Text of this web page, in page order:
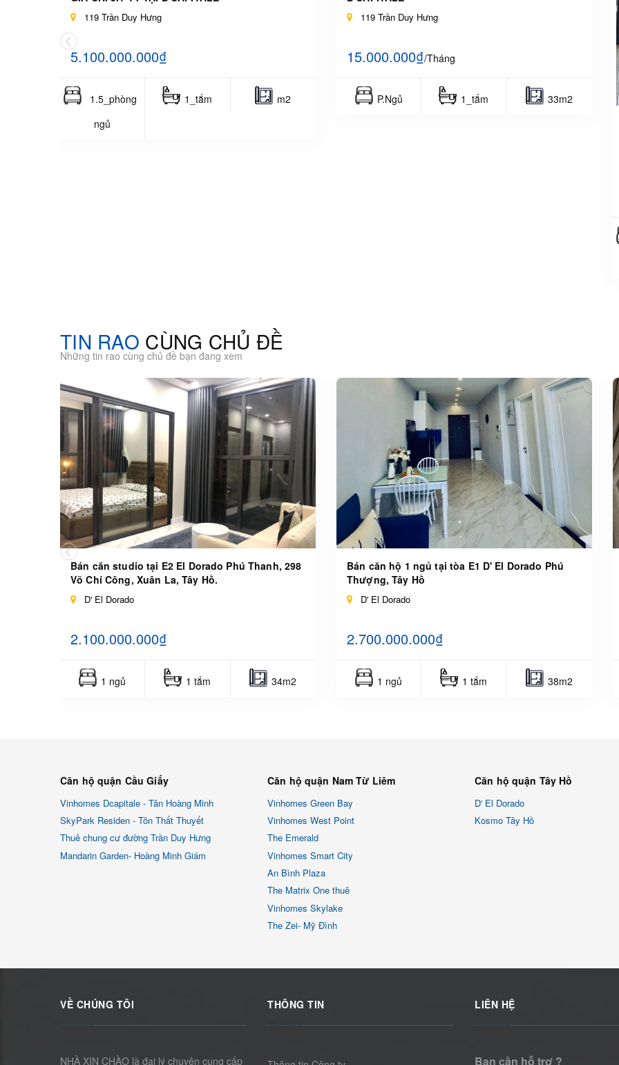
119 Trần Duy Hưng
5.100.000.000₫
1.5_phòng
ngủ
1_tắm m2
119 Trần Duy Hưng
15.000.000₫/Tháng
P.Ngủ 1_tắm
33m2
TIN RAO CÙNG CHỦ ĐỀ
Những tin rao cùng chủ đề bạn đang xem
Bán căn studio tại E2 El Dorado Phú Thanh, 298
Võ Chí Công, Xuân La, Tây Hồ.
D' El Dorado
2.100.000.000₫
1 ngủ 1 tắm 34m2
Bán căn hộ 1 ngủ tại tòa E1 D' El Dorado Phú
Thượng, Tây Hồ
D' El Dorado
2.700.000.000₫
1 ngủ 1 tắm 38m2
Căn hộ quận Cầu Giấy
Vinhomes Dcapitale - Tân Hoàng Minh
SkyPark Residen - Tôn Thất Thuyết
Thuê chung cư đường Trần Duy Hưng
Mandarin Garden- Hoàng Minh Giám
Căn hộ quận Nam Từ Liêm
Vinhomes Green Bay
Vinhomes West Point
The Emerald
Vinhomes Smart City
An Bình Plaza
The Matrix One thuê
Vinhomes Skylake
The Zei- Mỹ Đình
Căn hộ quận Tây Hồ
D' El Dorado
Kosmo Tây Hồ
VỀ CHÚNG TÔI
NHÀ XIN CHÀO là đại lý chuyên cung cấp
THÔNG TIN LIÊN HỆ
Bạn cần hỗ trợ ?